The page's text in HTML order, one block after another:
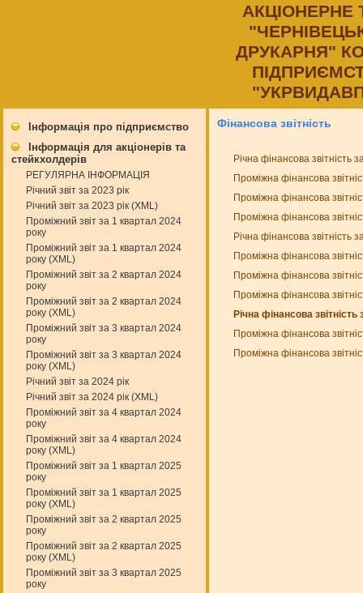
АКЦIОНЕРНЕ
ДРУКАРНЯ"
Інформація про підприємство
Інформація для акціонерів та
стейкхолдерів
РЕГУЛЯРНА ІНФОРМАЦІЯ
Річний звіт за 2023 рік
Річний звіт за 2023 рік (XML)
Проміжний звіт за 1 квартал 2024
року
Проміжний звіт за 1 квартал 2024
року (XML)
Проміжний звіт за 2 квартал 2024
року
Проміжний звіт за 2 квартал 2024
року (XML)
Проміжний звіт за 3 квартал 2024
року
Проміжний звіт за 3 квартал 2024
року (XML)
Річний звіт за 2024 рік
Річний звіт за 2024 рік (XML)
Проміжний звіт за 4 квартал 2024
року
Проміжний звіт за 4 квартал 2024
року (XML)
Проміжний звіт за 1 квартал 2025
року
Проміжний звіт за 1 квартал 2025
року (XML)
Проміжний звіт за 2 квартал 2025
року
Проміжний звіт за 2 квартал 2025
року (XML)
Проміжний звіт за 3 квартал 2025
року
Фінансова звітність
Річна фінансова
Проміжна фінансова
Проміжна фінансова
Проміжна фінансова
Річна фінансова
Проміжна фінансова
Проміжна фінансова
Проміжна фінансова
Річна фінансова
Проміжна фінансова
Проміжна фінансова